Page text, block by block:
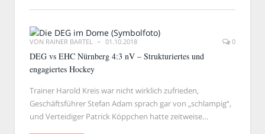
VON RAINER BARTEL 01.10.2018 0
DEG vs EHC Nürnberg 4:3 nV – Strukturiertes und
engagiertes Hockey
Trainer Harold Kreis war nicht wirklich zufrieden,
Geschäftsführer Stefan Adam sprach gar von „schlampig“,
und Verteidiger Patrick Köppchen hatte zeitweise…